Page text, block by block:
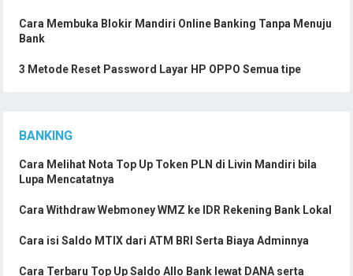
Cara Membuka Blokir Mandiri Online Banking Tanpa Menuju
Bank
3 Metode Reset Password Layar HP OPPO Semua tipe
BANKING
Cara Melihat Nota Top Up Token PLN di Livin Mandiri bila
Lupa Mencatatnya
Cara Withdraw Webmoney WMZ ke IDR Rekening Bank Lokal
Cara isi Saldo MTIX dari ATM BRI Serta Biaya Adminnya
Cara Terbaru Top Up Saldo Allo Bank lewat DANA serta